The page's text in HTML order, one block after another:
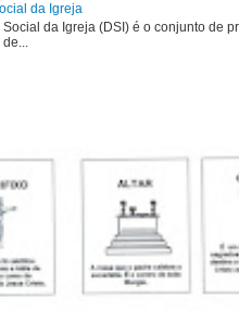
da Igreja
da Igreja (DSI) é o conjunto de